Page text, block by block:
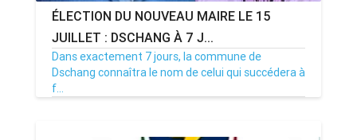
ÉLECTION DU NOUVEAU MAIRE LE 15
JUILLET : DSCHANG À 7 J...
Dans exactement 7 jours, la commune de
Dschang connaîtra le nom de celui qui succédera à
f...